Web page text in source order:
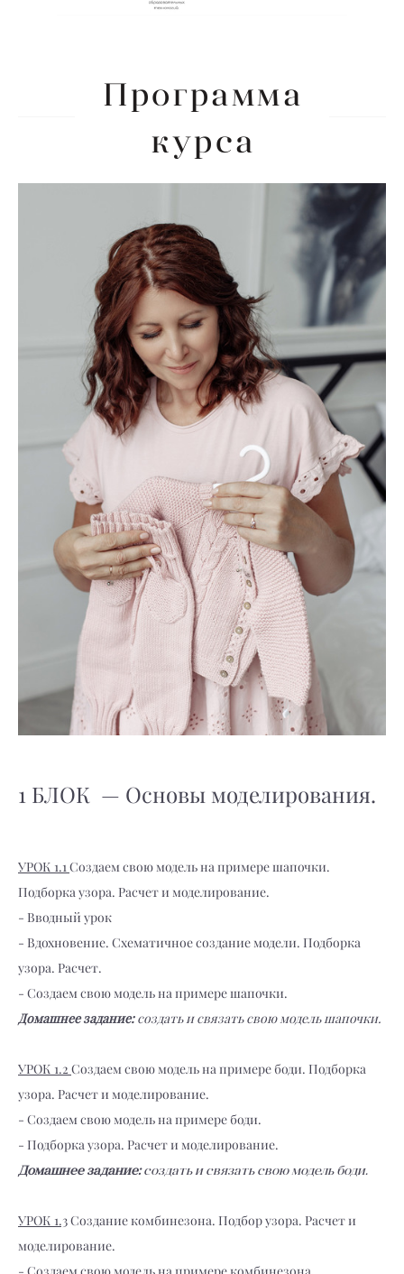
Программа
курса
1 БЛОК — Основы моделирования.
УРОК 1.1Создаем свою модель на примере шапочки.
Подборка узора. Расчет и моделирование.
- Вводный урок
- Вдохновение. Схематичное создание модели. Подборка
узора. Расчет.
- Создаем свою модель на примере шапочки.
Домашнее задание:создать и связать свою модель шапочки.
УРОК 1.2 Создаем свою модель на примере боди. Подборка
узора. Расчет и моделирование.
- Создаем свою модель на примере боди.
- Подборка узора. Расчет и моделирование.
Домашнее задание:создать и связать свою модель боди.
УРОК 1.3Создание комбинезона. Подбор узора. Расчет и
моделирование.